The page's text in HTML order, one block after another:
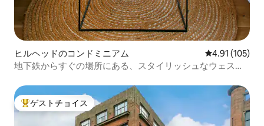
ヒルヘッドのコンドミニアム レビュー105
4.91 (105)
地下鉄からすぐの場所にある、スタイリッシュなウェスト
大好評のゲストチョイスです。
ゲストチョイス